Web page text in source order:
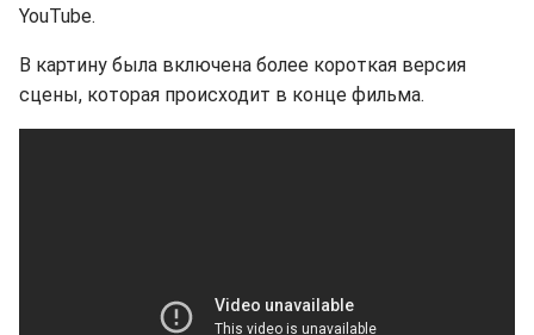
YouTube.
В картину была включена более короткая версия
сцены, которая происходит в конце фильма.